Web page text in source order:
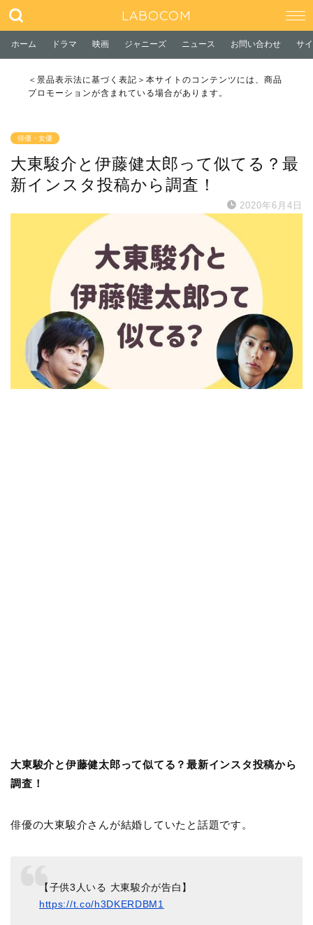
LABOCOM
ホーム ドラマ 映画 ジャニーズ ニュース お問い合わせ サ
＜景品表示法に基づく表記＞本サイトのコンテンツには、商品
プロモーションが含まれている場合があります。
俳優・女優
大東駿介と伊藤健太郎って似てる？最
新インスタ投稿から調査！
2020年6月4日
大東駿介と伊藤健太郎って似てる？最新インスタ投稿から
調査！
俳優の大東駿介さんが結婚していたと話題です。
【子供3人いる 大東駿介が告白】
https://t.co/h3DKERDBM1